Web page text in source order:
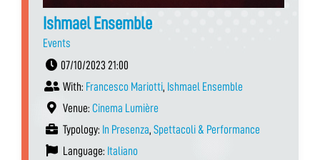
Ishmael Ensemble
Events
07/10/2023 21:00
With: Francesco Mariotti, Ishmael Ensemble
Venue: Cinema Lumière
Typology: In Presenza, Spettacoli & Performance
Language: Italiano